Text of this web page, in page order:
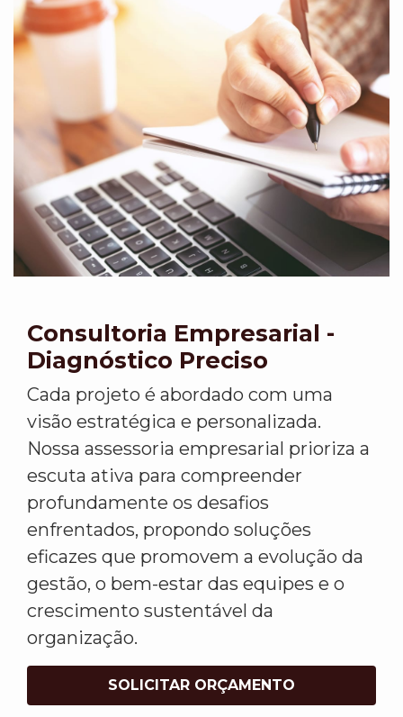
Consultoria Empresarial -
Diagnóstico Preciso
Cada projeto é abordado com uma
visão estratégica e personalizada.
Nossa assessoria empresarial prioriza a
escuta ativa para compreender
profundamente os desafios
enfrentados, propondo soluções
eficazes que promovem a evolução da
gestão, o bem-estar das equipes e o
crescimento sustentável da
organização.
SOLICITAR ORÇAMENTO